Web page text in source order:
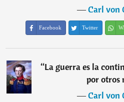
―Carl von
Facebook Twitter
“La guerra es la
por otros
―Carl von